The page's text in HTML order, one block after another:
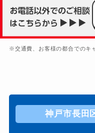
※交通費、お客様の都合でのキ
神戸市長田